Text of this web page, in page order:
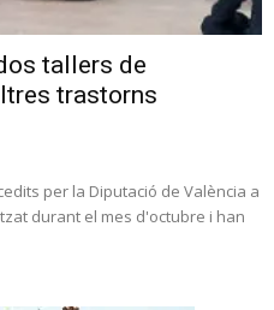
tallers de
trastorns
per la Diputació de València a
durant el mes d'octubre i han